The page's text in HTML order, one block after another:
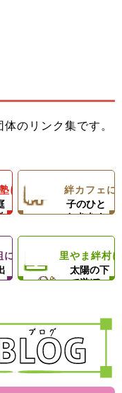
のリンク集です。
について
絆
カ
フ
楽しい親
子のひと
ときを！
フェランチ（軽
絆カフェに
ついて
里
ま
絆
思いきり
太陽の下
で遊ぼ
動を通じて子ど
もたちの心の成
里やま絆村